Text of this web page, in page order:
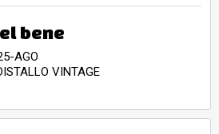
bene
AGO
VINTAGE